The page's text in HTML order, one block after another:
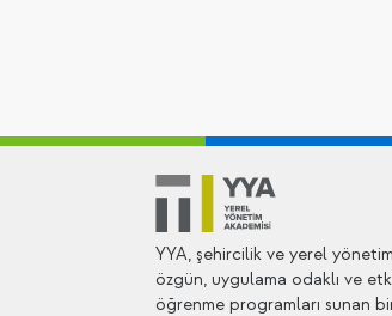
YYA, şehircilik ve yerel
özgün, uygulama odaklı ve
öğrenme programları sunan